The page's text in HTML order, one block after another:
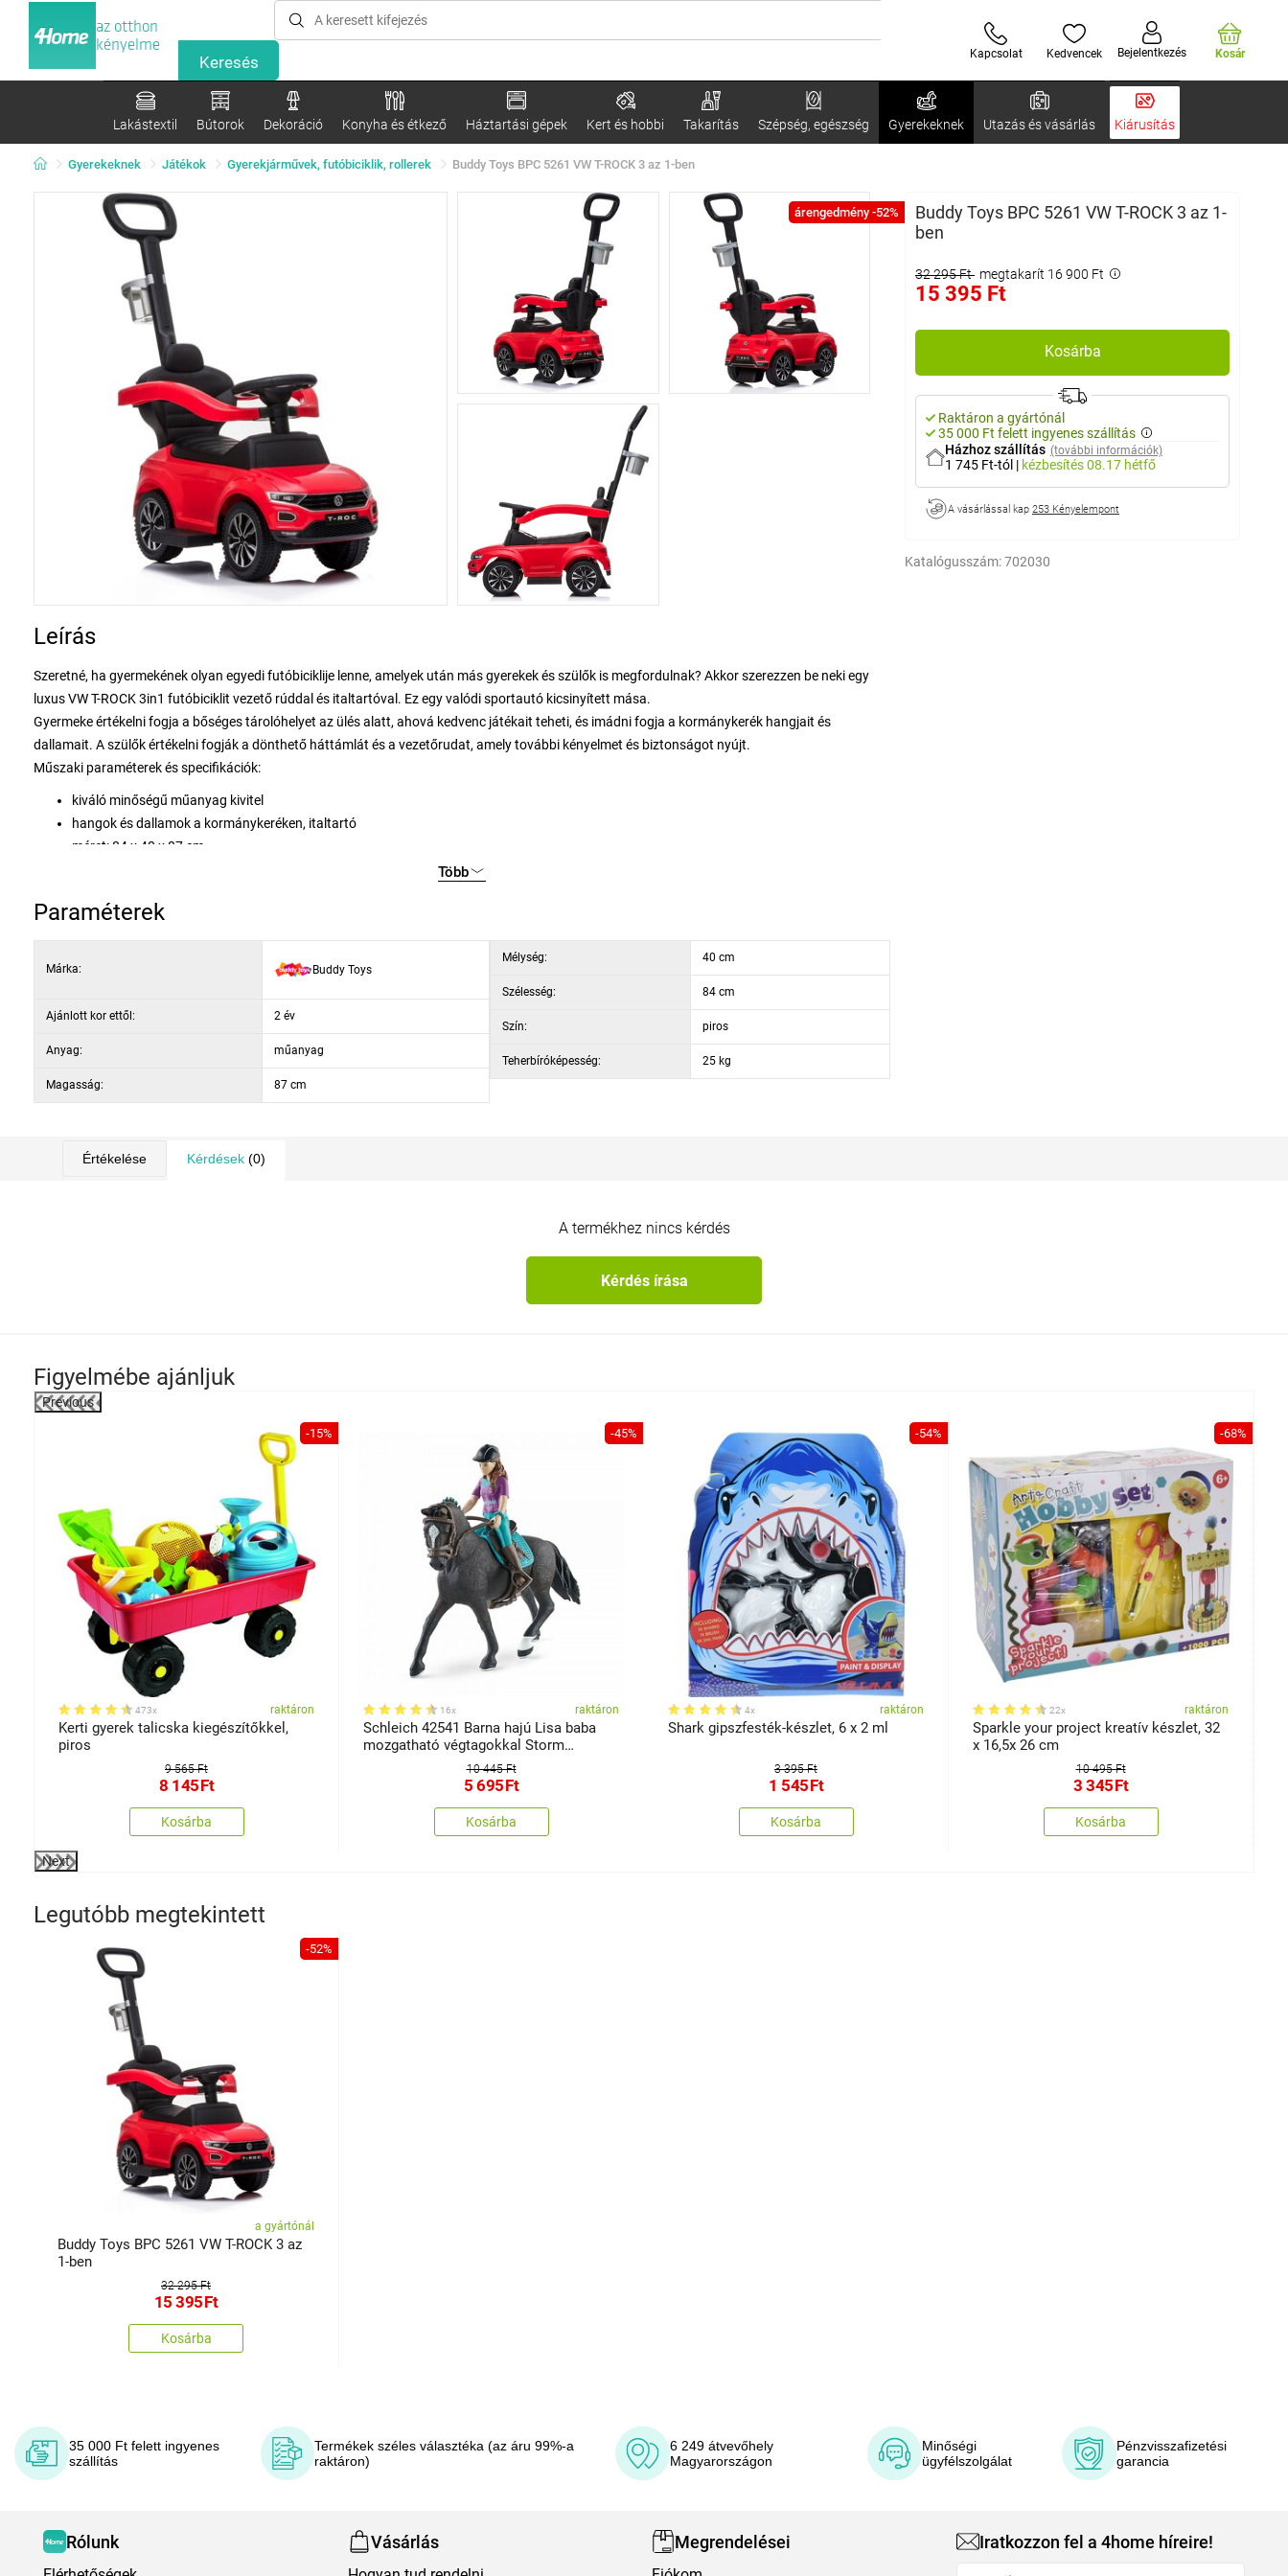
az otthon
kényelme
Kapcsolat Kedvencek Bejelentkezés Kosár
Lakástextil Bútorok Dekoráció Konyha és étkező Háztartási gépek Kert és hobbi Takarítás Szépség, egészség Gyerekeknek Utazás és vásárlás Kiárusítás
Gyerekeknek Játékok Gyerekjárművek, futóbiciklik, rollerek Buddy Toys BPC 5261 VW T-ROCK 3 az 1-ben
árengedmény -52%
Buddy Toys BPC 5261 VW T-ROCK 3 az 1-
ben
32 295 Ft megtakarít 16 900 Ft
15 395 Ft
Kosárba
Raktáron a gyártónál
35 000 Ft felett ingyenes szállítás
Házhoz szállítás (további információk)
1 745 Ft-tól | kézbesítés08.17 hétfő
A vásárlással kap 253 Kényelempont
Katalógusszám:702030
Leírás
Szeretné, ha gyermekének olyan egyedi futóbiciklije lenne, amelyek után más gyerekek és szülők is megfordulnak? Akkor szerezzen be neki egy
luxus VW T-ROCK 3in1 futóbiciklit vezető rúddal és italtartóval. Ez egy valódi sportautó kicsinyített mása.
Gyermeke értékelni fogja a bőséges tárolóhelyet az ülés alatt, ahová kedvenc játékait teheti, és imádni fogja a kormánykerék hangjait és
dallamait. A szülők értékelni fogják a dönthető háttámlát és a vezetőrudat, amely további kényelmet és biztonságot nyújt.
Műszaki paraméterek és specifikációk:
kiváló minőségű műanyag kivitel
hangok és dallamok a kormánykeréken, italtartó
méret: 84 x 40 x 87 cm
Több
Paraméterek
Márka: Buddy Toys
Ajánlott kor ettől: 2 év
Anyag: műanyag
Magasság: 87 cm
Mélység: 40 cm
Szélesség: 84 cm
Szín: piros
Teherbíróképesség: 25 kg
Értékelése Kérdések (0)
A termékhez nincs kérdés
Kérdés írása
Figyelmébe ajánljuk
Previous
-15%
473x raktáron
Kerti gyerek talicska kiegészítőkkel,
piros
9 565 Ft
8 145Ft
Kosárba
-45%
16x raktáron
Schleich 42541 Barna hajú Lisa baba
mozgatható végtagokkal Storm
10 445 Ft
5 695Ft
Kosárba
-54%
4x raktáron
Shark gipszfesték-készlet, 6 x 2 ml
3 395 Ft
1 545Ft
Kosárba
-68%
22x raktáron
Sparkle your project kreatív készlet, 32
x 16,5x 26 cm
10 495 Ft
3 345Ft
Kosárba
Next
Legutóbb megtekintett
-52%
a gyártónál
Buddy Toys BPC 5261 VW T-ROCK 3 az
1-ben
32 295 Ft
15 395Ft
Kosárba
35 000 Ft felett ingyenes
szállítás
Termékek széles választéka (az áru 99%-a
raktáron)
6 249 átvevőhely
Magyarországon
Minőségi
ügyfélszolgálat
Pénzvisszafizetési
garancia
Rólunk Vásárlás Megrendelései Iratkozzon fel a 4home híreire!